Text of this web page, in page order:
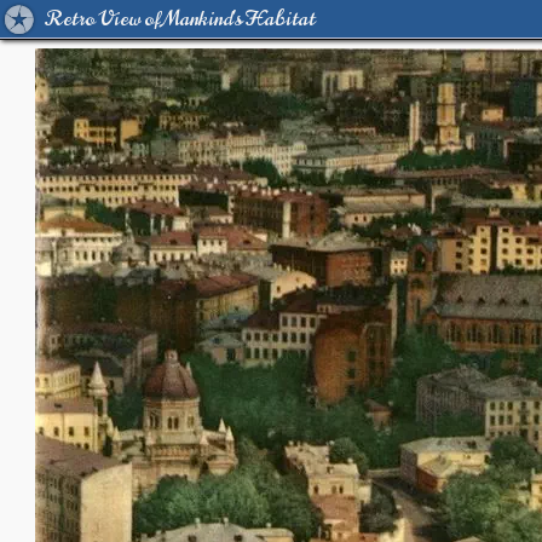
Retro View of Mankind's Habitat